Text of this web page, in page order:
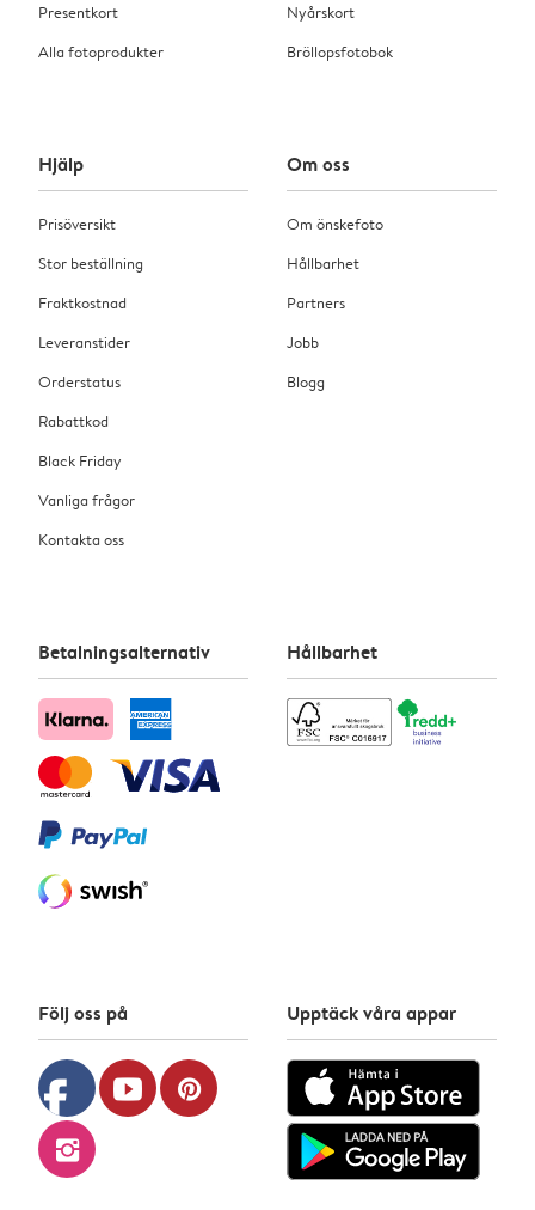
Presentkort
Alla fotoprodukter
Nyårskort
Bröllopsfotobok
Hjälp
Prisöversikt
Stor beställning
Fraktkostnad
Leveranstider
Orderstatus
Rabattkod
Black Friday
Vanliga frågor
Kontakta oss
Om oss
Om önskefoto
Hållbarhet
Partners
Jobb
Blogg
Betalningsalternativ Hållbarhet
Följ oss på
facebook youtube pinterest
instagram
Upptäck våra appar